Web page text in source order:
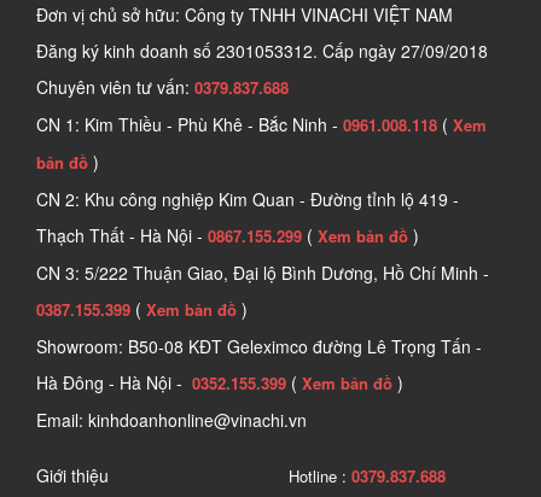
Đơn vị chủ sở hữu: Công ty TNHH VINACHI VIỆT NAM
Đăng ký kinh doanh số 2301053312. Cấp ngày 27/09/2018
Chuyên viên tư vấn: 0379.837.688
CN 1: Kim Thiều - Phù Khê - Bắc Ninh - 0961.008.118 ( Xem
bản đồ )
CN 2: Khu công nghiệp Kim Quan - Đường tỉnh lộ 419 -
Thạch Thất - Hà Nội - 0867.155.299 ( Xem bản đồ )
CN 3: 5/222 Thuận Giao, Đại lộ Bình Dương, Hồ Chí Minh -
0387.155.399 ( Xem bản đồ )
Showroom: B50-08 KĐT Geleximco đường Lê Trọng Tấn -
Hà Đông - Hà Nội - 0352.155.399 ( Xem bản đồ )
Email: kinhdoanhonline@vinachi.vn
Giới thiệu
Hotline : 0379.837.688